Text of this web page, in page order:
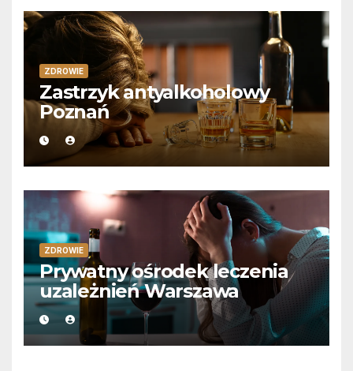
ZDROWIE
Zastrzyk antyalkoholowy
Poznań
ZDROWIE
Prywatny ośrodek leczenia
uzależnień Warszawa